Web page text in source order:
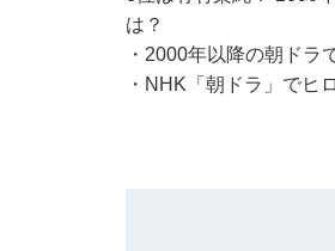
は？
・ 2000年以降の朝ドラ
・ NHK「朝ドラ」でヒ